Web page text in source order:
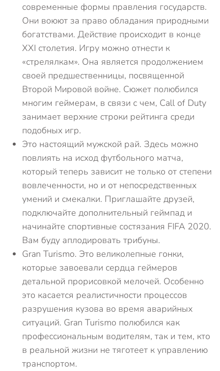
современные формы правления государств.
Они воюют за право обладания природными
богатствами. Действие происходит в конце
XXI столетия. Игру можно отнести к
«стрелялкам». Она является продолжением
своей предшественницы, посвященной
Второй Мировой войне. Сюжет полюбился
многим геймерам, в связи с чем, Call of Duty
занимает верхние строки рейтинга среди
подобных игр.
Это настоящий мужской рай. Здесь можно
повлиять на исход футбольного матча,
который теперь зависит не только от степени
вовлеченности, но и от непосредственных
умений и смекалки. Приглашайте друзей,
подключайте дополнительный геймпад и
начинайте спортивные состязания FIFA 2020.
Вам буду аплодировать трибуны.
Gran Turismo. Это великолепные гонки,
которые завоевали сердца геймеров
детальной прорисовкой мелочей. Особенно
это касается реалистичности процессов
разрушения кузова во время аварийных
ситуаций. Gran Turismo полюбился как
профессиональным водителям, так и тем, кто
в реальной жизни не тяготеет к управлению
транспортом.